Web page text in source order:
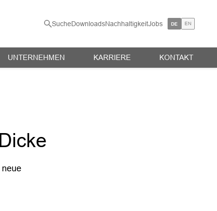
SucheDownloadsNachhaltigkeitJobs DE EN
UNTERNEHMEN KARRIERE KONTAKT